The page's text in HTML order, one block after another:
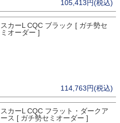
105,413円(税込)
スカーL CQC ブラック [ ガチ勢セ
ミオーダー ]
114,763円(税込)
スカーL CQC フラット・ダークア
ース [ ガチ勢セミオーダー ]